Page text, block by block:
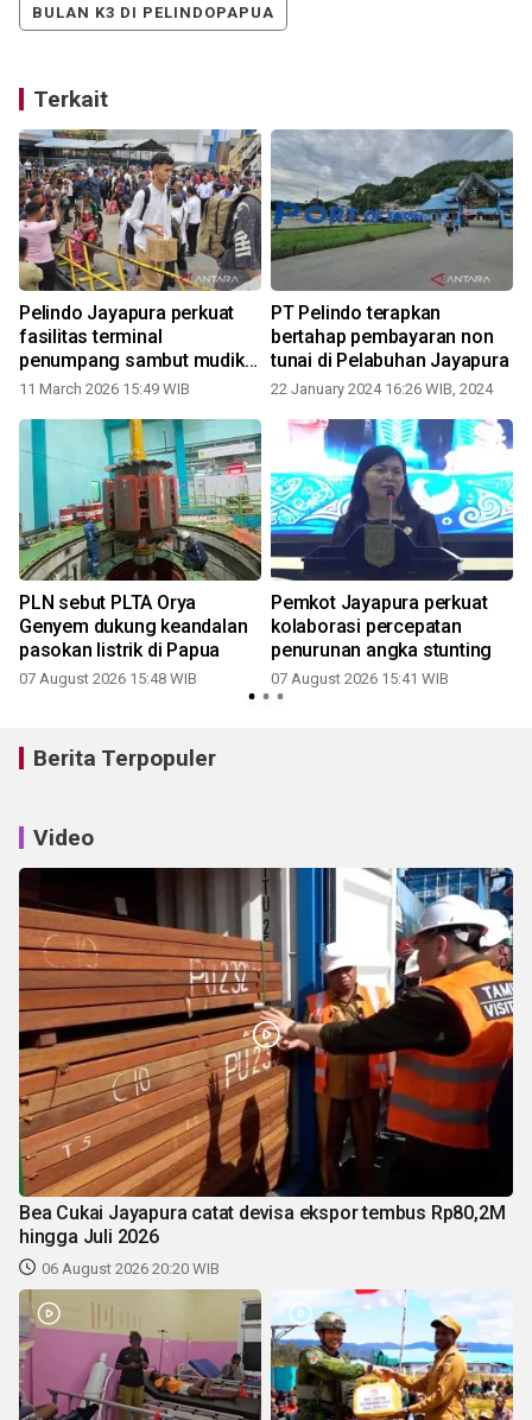
BULAN K3 DI PELINDOPAPUA
Terkait
Pelindo Jayapura perkuat
fasilitas terminal
penumpang sambut mudik
Lebaran 2026
11 March 2026 15:49 WIB
PT Pelindo terapkan
bertahap pembayaran non
tunai di Pelabuhan Jayapura
22 January 2024 16:26 WIB, 2024
PLN sebut PLTA Orya
Genyem dukung keandalan
pasokan listrik di Papua
07 August 2026 15:48 WIB
Pemkot Jayapura perkuat
kolaborasi percepatan
penurunan angka stunting
07 August 2026 15:41 WIB
Berita Terpopuler
Video
Bea Cukai Jayapura catat devisa ekspor tembus Rp80,2M
hingga Juli 2026
06 August 2026 20:20 WIB